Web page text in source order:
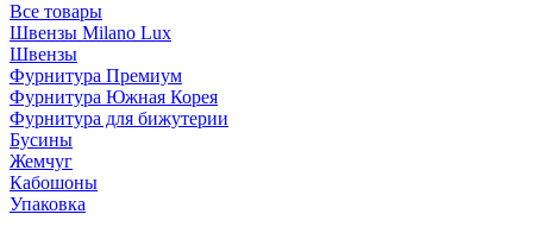
Все товары
Швензы Milano Lux
Швензы
Фурнитура Премиум
Фурнитура Южная Корея
Фурнитура для бижутерии
Бусины
Жемчуг
Кабошоны
Упаковка